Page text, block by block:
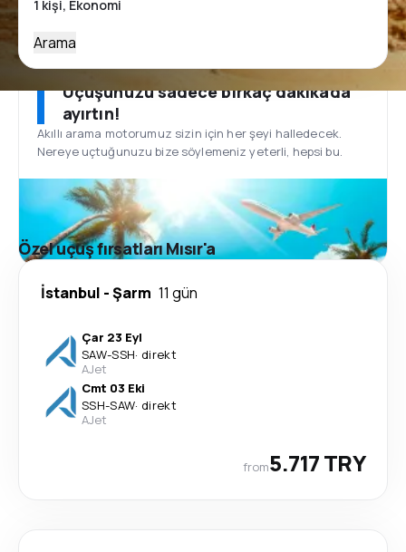
Arama
Uçuşunuzu sadece birkaç dakikada
ayırtın!
Akıllı arama motorumuz sizin için her şeyi halledecek.
Nereye uçtuğunuzu bize söylemeniz yeterli, hepsi bu.
Özel uçuş fırsatları Mısır'a
İstanbul -Şarm 11 gün
Çar 23 Eyl
SAW-SSH· direkt
AJet
Cmt 03 Eki
SSH-SAW· direkt
AJet
from5.717 TRY